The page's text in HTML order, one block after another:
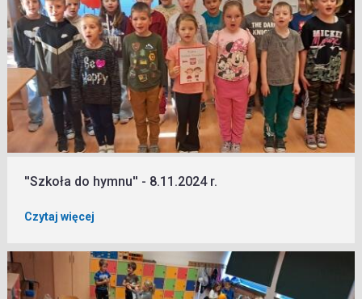
''Szkoła do hymnu'' - 8.11.2024 r.
Czytaj więcej